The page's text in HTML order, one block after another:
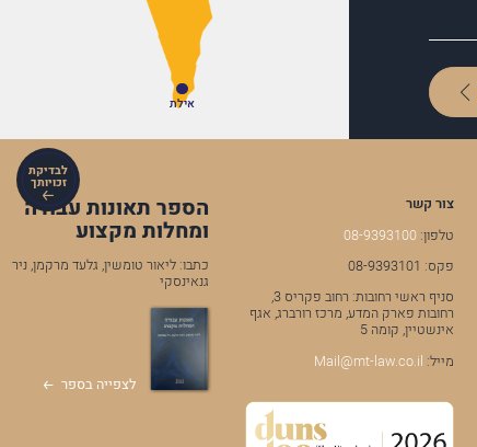
לבדיקת
זכויותך
אילת
צור קשר
טלפון: 08-9393100
פקס: 08-9393101
סניף ראשי רחובות: רחוב פקריס 3,
רחובות פארק המדע, מרכז רורברג, אגף
אינשטיין, קומה 5
מייל: Mail@mt-law.co.il
הספר תאונות עבודה
ומחלות מקצוע
כתבו: ליאור טומשין, גלעד מרקמן, ניר
גנאינסקי
לצפייה בספר